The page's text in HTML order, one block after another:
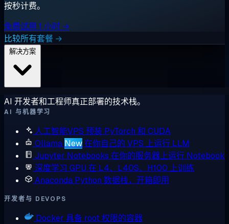
按秒计费。
免费试用 1 小时 →
比较所有套餐 →
AI 开发者和工程师真正部署的技术栈。
AI 与机器学习
人工智能VPS 预装 PyTorch 和 CUDA
Ollama New在你自己的 VPS 上运行 LLM
Jupyter Notebooks 在你的服务器上运行 Notebook
深度学习 GPU 在 L4、L40S、H100 上训练
Anaconda Python 数据栈，开箱即用
开发者与 DEVOPS
Docker 具备 root 权限的容器